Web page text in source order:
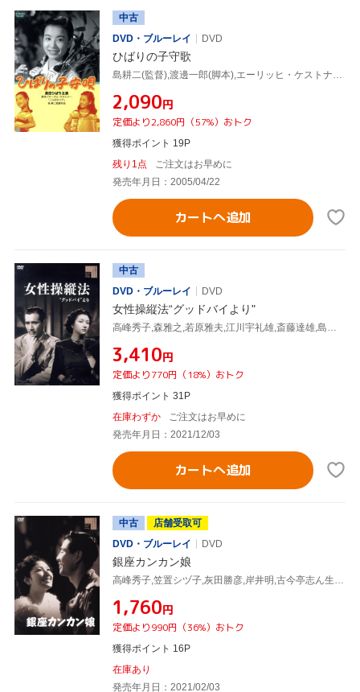
中古
DVD・ブルーレイ
DVD
ひばりの子守歌
¥2,090円
定価より2,860円（57%）おトク
獲得ポイント 19P
残り1点
ご注文はお早めに
発売年月日：2005/04/22
カートへ追加
中古
DVD・ブルーレイ
DVD
女性操縦法“グッドバイより"
¥3,410円
定価より770円（18%）おトク
獲得ポイント 31P
在庫わずか
ご注文はお早めに
発売年月日：2021/12/03
カートへ追加
中古
店舗受取可
DVD・ブルーレイ
DVD
銀座カンカン娘
¥1,760円
定価より990円（36%）おトク
獲得ポイント 16P
在庫あり
発売年月日：2021/02/03